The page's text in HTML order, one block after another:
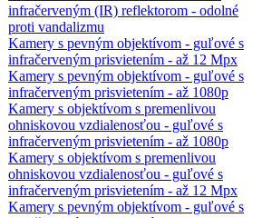
infračerveným (IR) reflektorom - odolné
proti vandalizmu
Kamery s pevným objektívom - guľové s
infračerveným prisvietením - až 12 Mpx
Kamery s pevným objektívom - guľové s
infračerveným prisvietením - až 1080p
Kamery s objektívom s premenlivou
ohniskovou vzdialenosťou - guľové s
infračerveným prisvietením - až 1080p
Kamery s objektívom s premenlivou
ohniskovou vzdialenosťou - guľové s
infračerveným prisvietením - až 12 Mpx
Kamery s pevným objektívom - guľové s